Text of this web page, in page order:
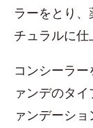
ラーをとり
チュラルに仕
コンシーラ
ァンデのタ
ァンデーシ